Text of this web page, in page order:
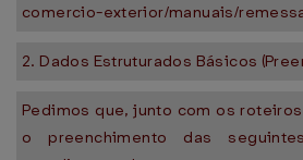
comercio-exterior/manuais/
2. Dados Estruturados Básicos
Pedimos que, junto com os
o preenchimento das